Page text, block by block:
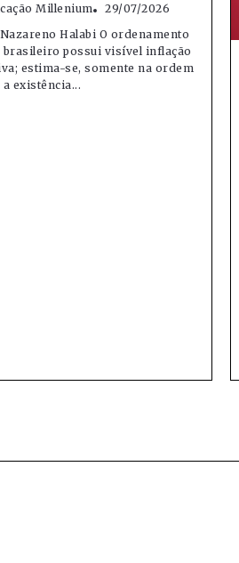
Millenium
29/07/2026
Halabi O ordenamento
possui visível inflação
estima-se, somente na ordem
existência...